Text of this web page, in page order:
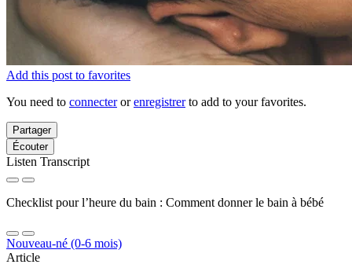
Add this post to favorites
You need to connecterorenregistrerto add to your favorites.
Partager
Écouter
Listen Transcript
Checklist pour l’heure du bain : Comment donner le bain à bébé
Nouveau-né (0-6 mois)
Article